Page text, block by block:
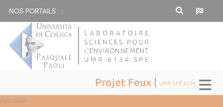
NOS PORTAILS :
Projet Feux | UMR SPE 6134
Attualità